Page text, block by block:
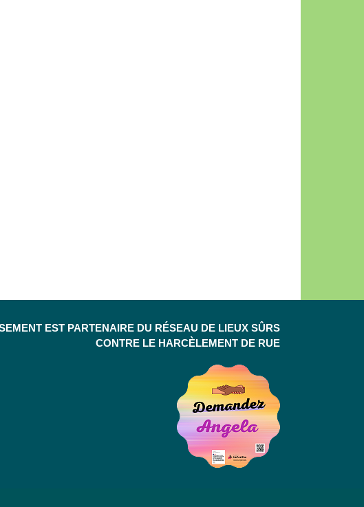
EST PARTENAIRE DU RÉSEAU DE LIEUX SÛRS
CONTRE LE HARCÈLEMENT DE RUE